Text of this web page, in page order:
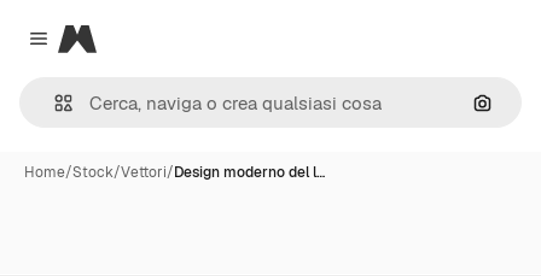
Close menu
Magnific
Cerca
Home/Stock/Vettori/Design moderno del l…